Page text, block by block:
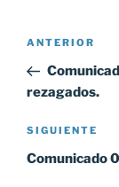
Navegación
entradas
Entrada
anterior:
ANTERIOR
rezagados.
Siguiente
entrada
SIGUIENTE
Comunicado